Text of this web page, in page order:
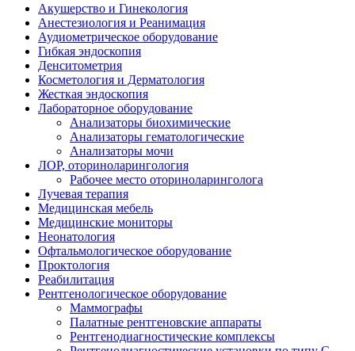
Акушерство и Гинекология
Анестезиология и Реанимация
Аудиометрическое оборудование
Гибкая эндоскопия
Денситометрия
Косметология и Дерматология
Жесткая эндоскопия
Лабораторное оборудование
Анализаторы биохимические
Анализаторы гематологические
Анализаторы мочи
ЛОР, оториноларингология
Рабочее место оториноларинголога
Лучевая терапия
Медицинская мебель
Медицинские мониторы
Неонатология
Офтальмологическое оборудование
Проктология
Реабилитация
Рентгенологическое оборудование
Маммографы
Палатные рентгеновские аппараты
Рентгенодиагностические комплексы